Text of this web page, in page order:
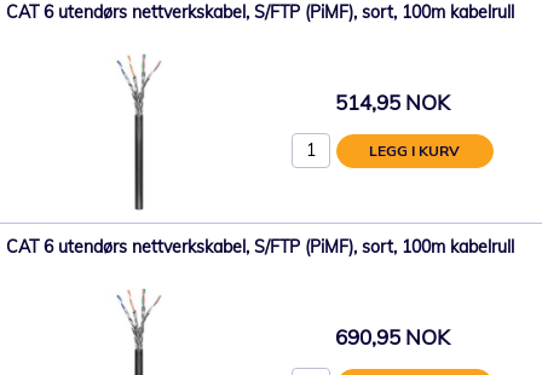
CAT 6 utendørs nettverkskabel, S/FTP (PiMF), sort, 100m kabelrull
514,95 NOK
LEGG I KURV
CAT 6 utendørs nettverkskabel, S/FTP (PiMF), sort, 100m kabelrull
690,95 NOK